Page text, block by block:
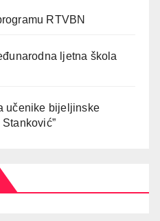
RTVBN
ljetna škola
učenike bijeljinske